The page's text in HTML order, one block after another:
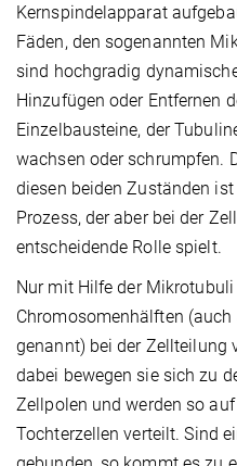
Kernspindelapparat
Fäden, den sogenannten
sind hochgradig
Hinzufügen oder Entfernen
Einzelbausteine, der
wachsen oder schrumpfen.
diesen beiden Zuständen
Prozess, der aber bei der
entscheidende Rolle spielt.
Nur mit Hilfe der
Chromosomenhälften
genannt) bei der Zellteilung
dabei bewegen sie sich zu
Zellpolen und werden so
Tochterzellen verteilt. Sind